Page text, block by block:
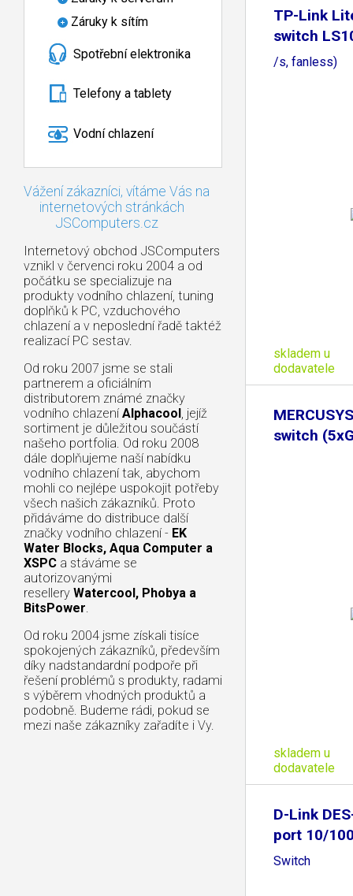
Záruky k sítím
Spotřební elektronika
Telefony a tablety
Vodní chlazení
Vážení zákazníci, vítáme Vás na
internetových stránkách
JSComputers.cz
Internetový obchod JSComputers
vznikl v červenci roku 2004 a od
počátku se specializuje na
produkty vodního chlazení, tuning
doplňků k PC, vzduchového
chlazení a v neposlední řadě taktéž
realizací PC sestav.
Od roku 2007 jsme se stali
partnerem a oficiálním
distributorem známé značky
vodního chlazení Alphacool, jejíž
sortiment je důležitou součástí
našeho portfolia. Od roku 2008
dále doplňujeme naší nabídku
vodního chlazení tak, abychom
mohli co nejlépe uspokojit potřeby
všech našich zákazníků. Proto
přidáváme do distribuce další
značky vodního chlazení - EK
Water Blocks, Aqua Computer a
XSPC a stáváme se
autorizovanými
resellery Watercool, Phobya a
BitsPower.
Od roku 2004 jsme získali tisíce
spokojených zákazníků, především
díky nadstandardní podpoře při
řešení problémů s produkty, radami
s výběrem vhodných produktů a
podobně. Budeme rádi, pokud se
mezi naše zákazníky zařadíte i Vy.
TP-Link
switch
(8x100Mb
/s, fanless)
skladem u
dodavatele
switch
skladem u
dodavatele
D-Link
port 10/
Switch